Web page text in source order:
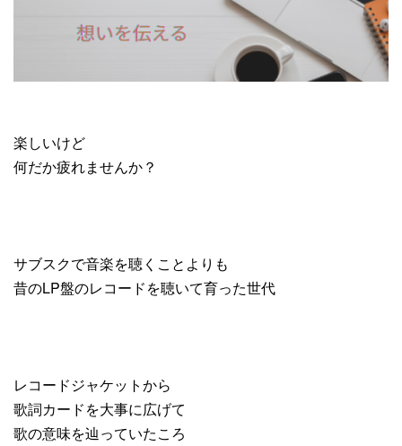
楽しいけど
何だか疲れませんか？
サブスクで音楽を聴くことよりも
昔のLP盤のレコードを聴いて育った世代
レコードジャケットから
歌詞カードを大事に広げて
歌の意味を辿っていたころ